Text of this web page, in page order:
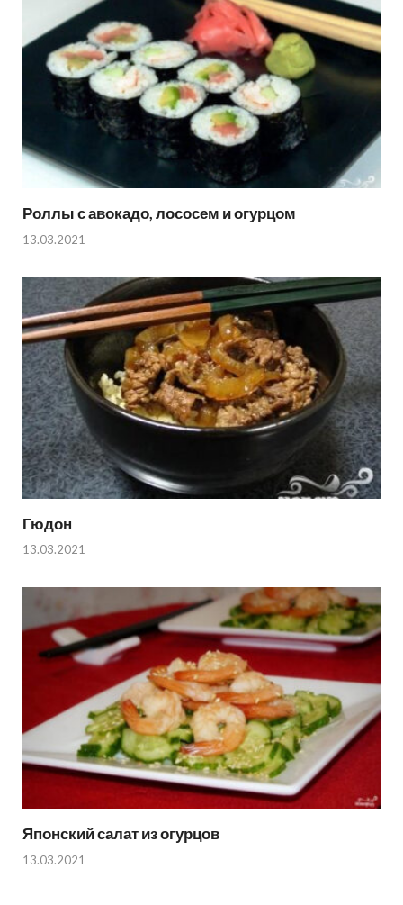
Роллы с авокадо, лососем и огурцом
13.03.2021
Гюдон
13.03.2021
Японский салат из огурцов
13.03.2021